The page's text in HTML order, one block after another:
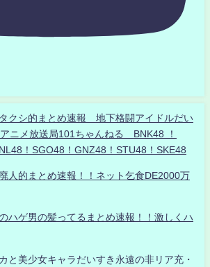
クシ的まとめ速報 地下格闘アイドルだい
ニメ放送局101ちゃんねる BNK48 ！
！SGO48！GNZ48！STU48！SKE48
人的まとめ速報！！ネット乞食DE2000万
ハゲ男の髪ってるまとめ速報！！激しくハ
と美少女キャラだいすき永遠の非リア充・